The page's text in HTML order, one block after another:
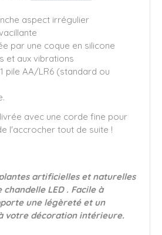
aspect irrégulier
par une coque en silicone
et aux vibrations
pile AA/LR6 (standard ou
avec une corde fine pour
l'accrocher tout de suite !
artificielles et naturelles
LED . Facile à
une légèreté et un
votre décoration intérieure.